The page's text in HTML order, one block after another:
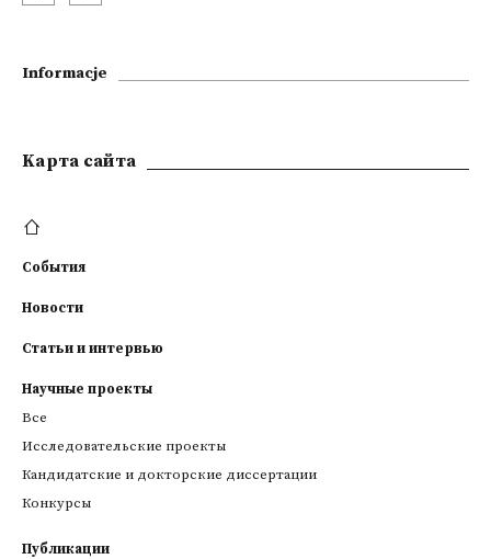
Informacje
Kарта сайта
События
Новости
Статьи и интервью
Научные проекты
Все
Исследовательские проекты
Кандидатские и докторские диссертации
Конкурсы
Публикации